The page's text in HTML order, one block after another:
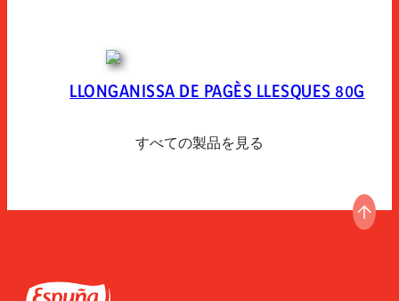
LLONGANISSA DE PAGÈS LLESQUES 80G
すべての製品を見る
Espuña
ペー